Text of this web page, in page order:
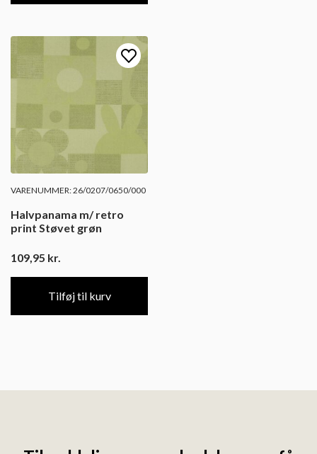
VARENUMMER: 26/0207/0650/000
Halvpanama m/ retro
print Støvet grøn
109,95 kr.
Tilføj til kurv